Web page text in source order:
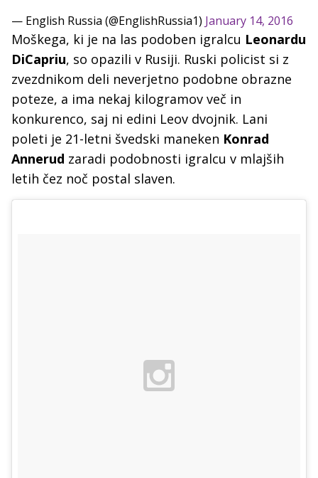
— English Russia (@EnglishRussia1) January 14, 2016
Moškega, ki je na las podoben igralcu Leonardu
DiCapriu, so opazili v Rusiji. Ruski policist si z
zvezdnikom deli neverjetno podobne obrazne
poteze, a ima nekaj kilogramov več in
konkurenco, saj ni edini Leov dvojnik. Lani
poleti je 21-letni švedski maneken Konrad
Annerud zaradi podobnosti igralcu v mlajših
letih čez noč postal slaven.